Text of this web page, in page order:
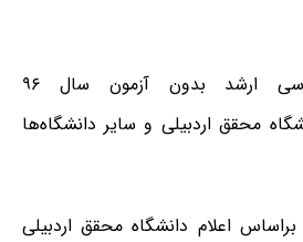
نتایج پذیرش کارشناسی ارشد بدون آزمون سال ۹۶
محقق اردبیلی و سایر دانشگاه‌ها
اعلام دانشگاه محقق اردبیلی